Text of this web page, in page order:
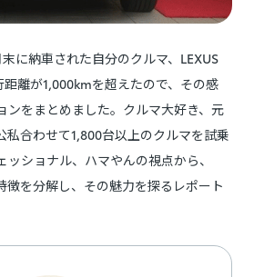
に納車された自分のクルマ、LEXUS
離が1,000kmを超えたので、その感
ンをまとめました。クルマ大好き、元
私合わせて1,800台以上のクルマを試乗
ッショナル、ハマやんの視点から、
徴を分解し、その魅力を探るレポート